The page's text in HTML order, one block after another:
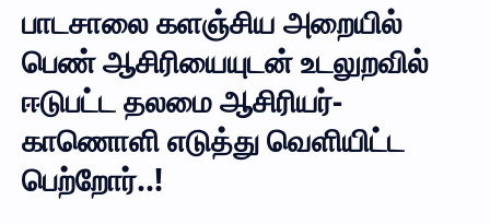
பாடசாலை களஞ்சிய அறையில்
பெண் ஆசிரியையுடன் உடலுறவில்
ஈடுபட்ட தலமை ஆசிரியர்-
காணொளி எடுத்து வெளியிட்ட
பெற்றோர்..!